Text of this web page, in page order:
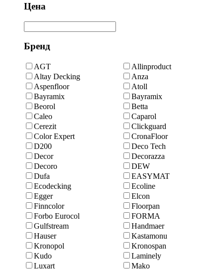
Цена
Бренд
AGT
Allinproduct
Altay Decking
Anza
Aspenfloor
Atoll
Bayramix
Bayramix
Beorol
Betta
Caleo
Caparol
Cerezit
Clickguard
Color Expert
CronaFloor
D200
Deco Tech
Decor
Decorazza
Decoro
DEW
Dufa
EASYMAT
Ecodecking
Ecoline
Egger
Elcon
Finncolor
Floorpan
Forbo Eurocol
FORMA
Gulfstream
Handmaer
Hauser
Kastamonu
Kronopol
Kronospan
Kudo
Laminely
Luxart
Mako